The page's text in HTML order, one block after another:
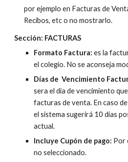
por ejemplo en Facturas de
Recibos, etc o no mostrarlo.
Sección: FACTURAS
Formato Factura: es la
el colegio. No se aconseja
Días de  Vencimiento
sera el dia de vencimiento
el sistema sugerirá 10 días
actual.
Incluye Cupón de pago: Por
no seleccionado.